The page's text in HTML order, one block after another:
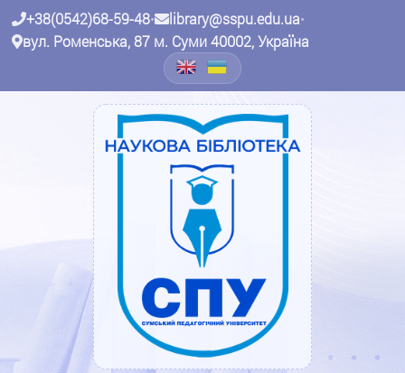
+38(0542)68-59-48• library@sspu.edu.ua•
вул. Роменська, 87 м. Суми 40002, Україна